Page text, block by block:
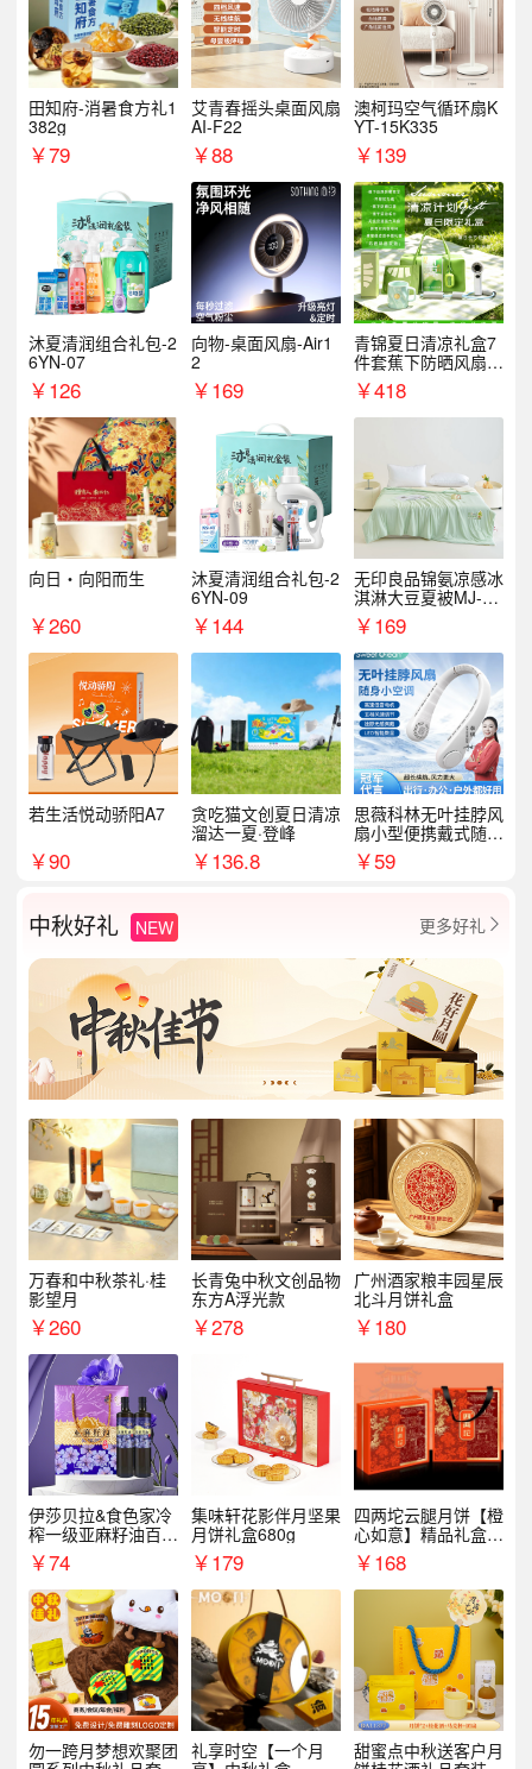
田知府-消暑食方礼1
382g
￥79
艾青春摇头桌面风扇
AI-F22
￥88
澳柯玛空气循环扇K
YT-15K335
￥139
沐夏清润组合礼包-2
6YN-07
￥126
向物-桌面风扇-Air1
2
￥169
青锦夏日清凉礼盒7
件套蕉下防晒风扇员
工福利端午伴手礼企
业定制
￥418
向日・向阳而生
￥260
沐夏清润组合礼包-2
6YN-09
￥144
无印良品锦氨凉感冰
淇淋大豆夏被MJ-B2
025-0193
￥169
若生活悦动骄阳A7
￥90
贪吃猫文创夏日清凉
溜达一夏·登峰
￥136.8
思薇科林无叶挂脖风
扇小型便携戴式随身
挂脖子降温神器
￥59
中秋好礼 NEW 更多好礼 
万春和中秋茶礼·桂
影望月
￥260
长青兔中秋文创品物
东方A浮光款
￥278
广州酒家粮丰园星辰
北斗月饼礼盒
￥180
伊莎贝拉&食色家冷
榨一级亚麻籽油百紫
千红500ml*2礼盒
￥74
集味轩花影伴月坚果
月饼礼盒680g
￥179
四两坨云腿月饼【橙
心如意】精品礼盒4
50g/盒
￥168
勿一跨月梦想欢聚团 礼享时空【一个月
甜蜜点中秋送客户月